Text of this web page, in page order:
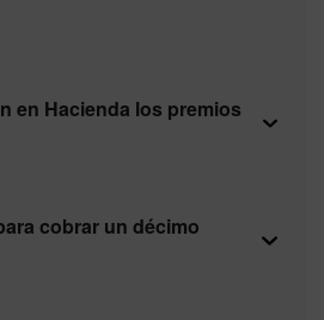
en Hacienda los premios
cobrar un décimo